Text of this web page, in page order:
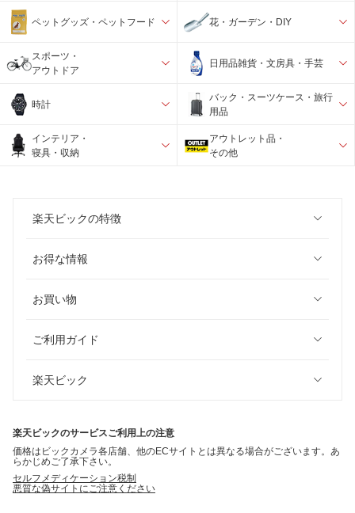
ペットグッズ・ペットフード 花・ガーデン・DIY
スポーツ・
アウトドア
日用品雑貨・文房具・手芸
時計
バック・スーツケース・旅行
用品
インテリア・
寝具・収納
アウトレット品・
その他
楽天ビックの特徴
お得な情報
お買い物
ご利用ガイド
楽天ビック
楽天ビックのサービスご利用上の注意
価格はビックカメラ各店舗、他のECサイトとは異なる場合がございます。あ
らかじめご了承下さい。
セルフメディケーション税制
悪質な偽サイトにご注意ください